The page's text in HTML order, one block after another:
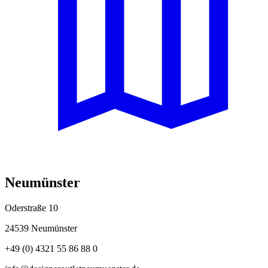
Neumünster
Oderstraße 10
24539 Neumünster
+49 (0) 4321 55 86 88 0